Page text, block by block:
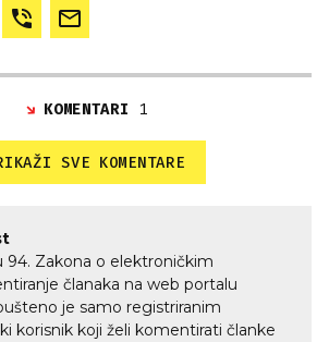
KOMENTARI 1
SVE KOMENTARE
94. Zakona o elektroničkim
članaka na web portalu
je samo registriranim
korisnik koji želi komentirati članke